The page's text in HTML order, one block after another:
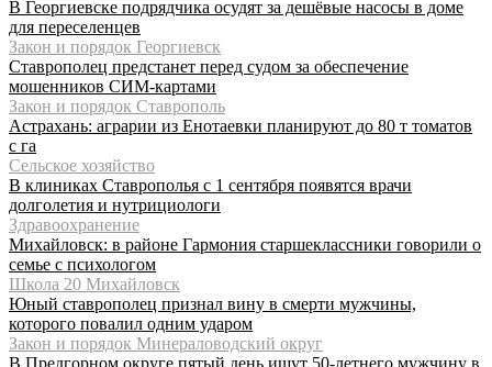
В Георгиевске подрядчика осудят за дешёвые насосы в доме
для переселенцев
Закон и порядок Георгиевск
Ставрополец предстанет перед судом за обеспечение
мошенников СИМ-картами
Закон и порядок Ставрополь
Астрахань: аграрии из Енотаевки планируют до 80 т томатов
с га
Сельское хозяйство
В клиниках Ставрополья с 1 сентября появятся врачи
долголетия и нутрициологи
Здравоохранение
Михайловск: в районе Гармония старшеклассники говорили о
семье с психологом
Школа 20 Михайловск
Юный ставрополец признал вину в смерти мужчины,
которого повалил одним ударом
Закон и порядок Минераловодский округ
В Предгорном округе пятый день ищут 50-летнего мужчину в